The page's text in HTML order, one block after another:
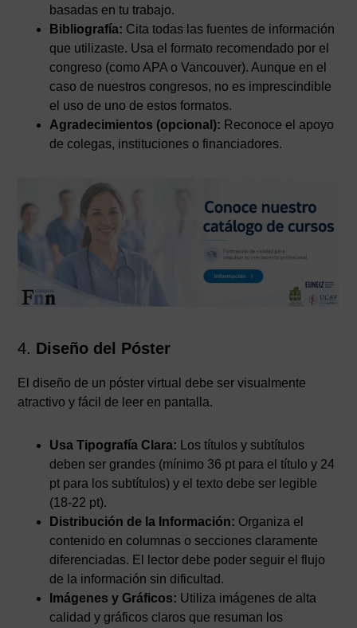
basadas en tu trabajo.
Bibliografía: Cita todas las fuentes de información
que utilizaste. Usa el formato recomendado por el
congreso (como APA o Vancouver). Aunque en el
caso de nuestros congresos, no es imprescindible
el uso de uno de estos formatos.
Agradecimientos (opcional): Reconoce el apoyo
de colegas, instituciones o financiadores.
4. Diseño del Póster
El diseño de un póster virtual debe ser visualmente
atractivo y fácil de leer en pantalla.
Usa Tipografía Clara: Los títulos y subtítulos
deben ser grandes (mínimo 36 pt para el título y 24
pt para los subtítulos) y el texto debe ser legible
(18-22 pt).
Distribución de la Información: Organiza el
contenido en columnas o secciones claramente
diferenciadas. El lector debe poder seguir el flujo
de la información sin dificultad.
Imágenes y Gráficos: Utiliza imágenes de alta
calidad y gráficos claros que resuman los